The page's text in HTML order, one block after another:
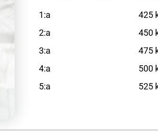
1:a
2:a
3:a
4:a
5:a
425
450
475
500
525